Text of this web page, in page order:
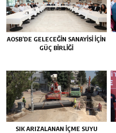
AOSB’DE GELECEĞIN SANAYISI İÇIN
GÜÇ BIRLIĞI
SIK ARIZALANAN IÇME SUYU